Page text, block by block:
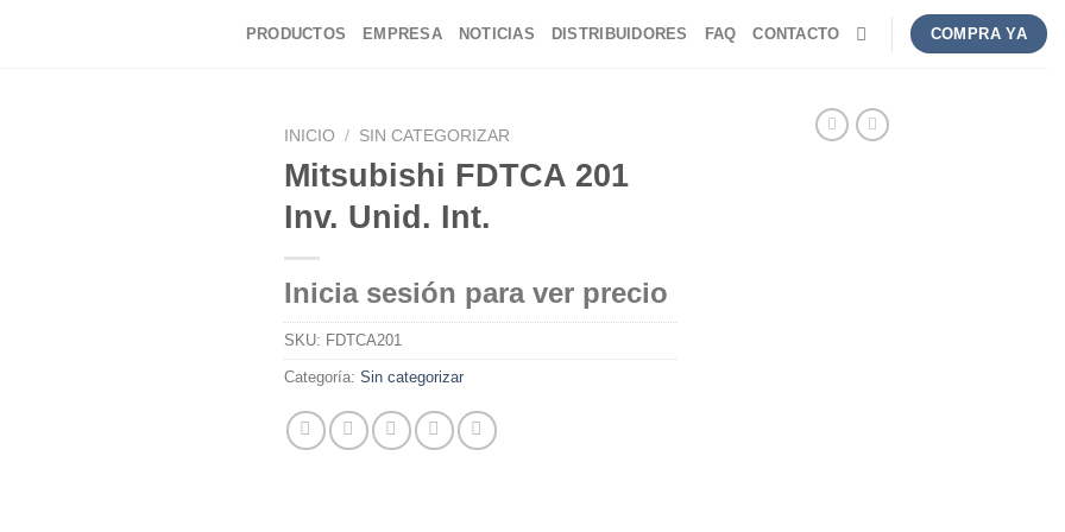
PRODUCTOS EMPRESA NOTICIAS DISTRIBUIDORES FAQ CONTACTO COMPRA YA
INICIO / SIN CATEGORIZAR
Mitsubishi FDTCA 201
Inv. Unid. Int.
Inicia sesión para ver precio
SKU: FDTCA201
Categoría: Sin categorizar